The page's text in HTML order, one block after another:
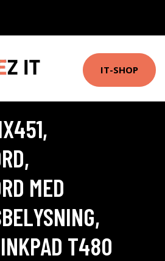
IT-SHOP
MED
T480